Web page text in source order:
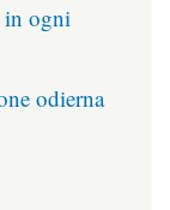
ogni
odierna